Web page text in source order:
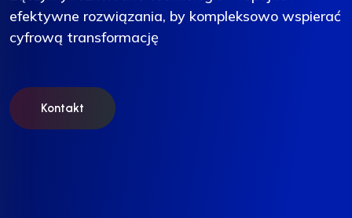
efektywne rozwiązania, by kompleksowo wspierać
cyfrową transformację
Kontakt
efektywne rozwiązania, by kompleksowo wspierać
cyfrową transformację
Kontakt
efektywne rozwiązania, by kompleksowo wspierać
cyfrową transformację
Kontakt